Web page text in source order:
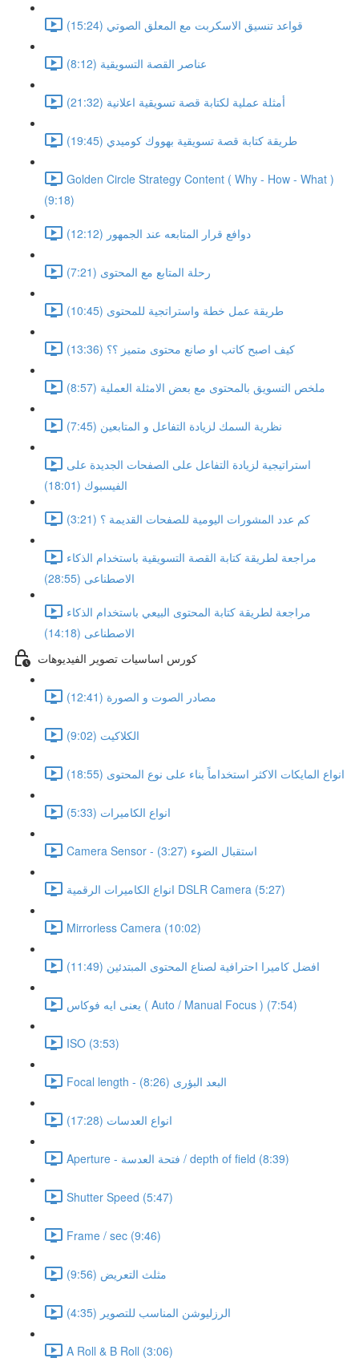
قواعد تنسيق الاسكربت مع المعلق الصوتي (15:24)
عناصر القصة التسويقية (8:12)
أمثلة عملية لكتابة قصة تسويقية اعلانية (21:32)
طريقة كتابة قصة تسويقية بهووك كوميدي (19:45)
Golden Circle Strategy Content ( Why - How - What )
(9:18)
دوافع قرار المتابعه عند الجمهور (12:12)
رحلة المتابع مع المحتوى (7:21)
طريقة عمل خطة واستراتجية للمحتوى (10:45)
كيف اصبح كاتب او صانع محتوى متميز ؟؟ (13:36)
ملخص التسويق بالمحتوى مع بعض الامثلة العملية (8:57)
نظرية السمك لزيادة التفاعل و المتابعين (7:45)
استراتيجية لزيادة التفاعل على الصفحات الجديدة على
الفيسبوك (18:01)
كم عدد المشورات اليومية للصفحات القديمة ؟ (3:21)
مراجعة لطريقة كتابة القصة التسويقية باستخدام الذكاء
الاصطناعى (28:55)
مراجعة لطريقة كتابة المحتوى البيعي باستخدام الذكاء
الاصطناعى (14:18)
كورس اساسيات تصوير الفيديوهات
مصادر الصوت و الصورة (12:41)
الكلاكيت (9:02)
انواع المايكات الاكثر استخداماً بناء على نوع المحتوى (18:55)
انواع الكاميرات (5:33)
Camera Sensor - استقبال الضوء (3:27)
انواع الكاميرات الرقمية DSLR Camera (5:27)
Mirrorless Camera (10:02)
افضل كاميرا احترافية لصناع المحتوى المبتدئين (11:49)
يعنى ايه فوكاس ( Auto / Manual Focus ) (7:54)
ISO (3:53)
Focal length - البعد البؤرى (8:26)
انواع العدسات (17:28)
Aperture - فتحة العدسة / depth of field (8:39)
Shutter Speed (5:47)
Frame / sec (9:46)
مثلث التعريض (9:56)
الرزليوشن المناسب للتصوير (4:35)
A Roll & B Roll (3:06)